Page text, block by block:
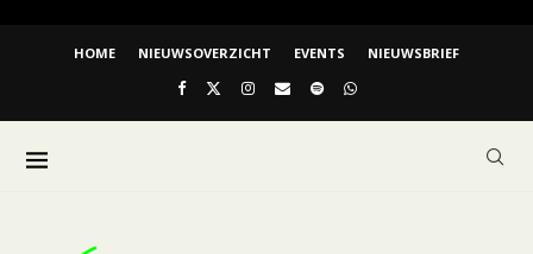
HOME NIEUWSOVERZICHT EVENTS NIEUWSBRIEF